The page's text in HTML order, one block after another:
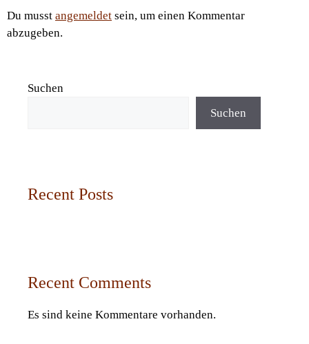
Du musst angemeldet sein, um einen Kommentar
abzugeben.
Suchen
Suchen
Recent Posts
Recent Comments
Es sind keine Kommentare vorhanden.